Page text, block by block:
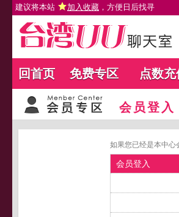
建议将本站 加入收藏 ，方便日后找寻
回首页 免费专区 点数
会员登入
如果您已经是本中
会员登入